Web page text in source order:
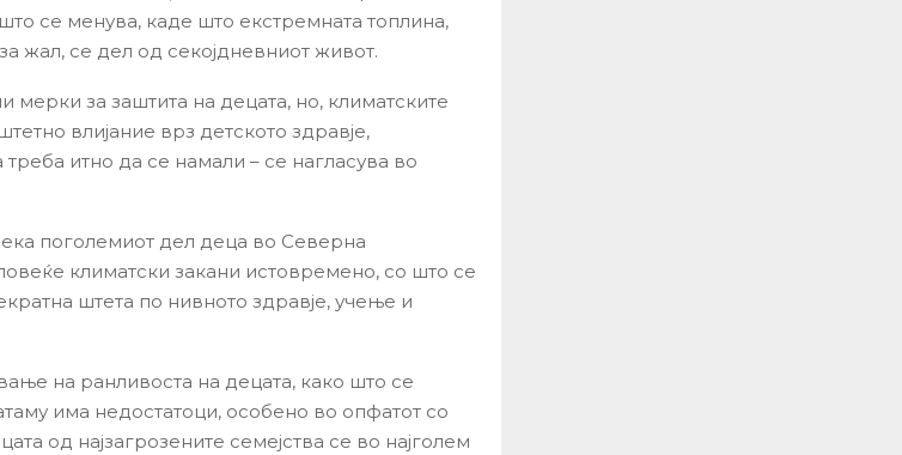
се менува, каде што екстремната топлина,
жал, се дел од секојдневниот живот.
мерки за заштита на децата, но, климатските
влијание врз детското здравје,
треба итно да се намали – се нагласува во
поголемиот дел деца во Северна
климатски закани истовремено, со што се
штета по нивното здравје, учење и
на ранливоста на децата, како што се
има недостатоци, особено во опфатот со
од најзагрозените семејства се во најголем